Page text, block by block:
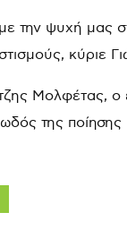
την ψυχή μας
κύριε
Μολφέτας, ο
της ποίησης